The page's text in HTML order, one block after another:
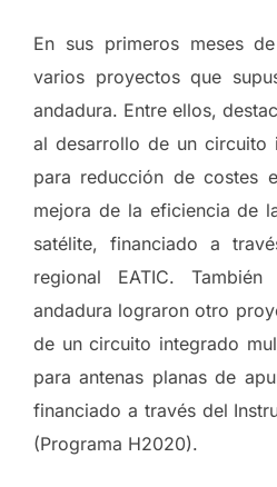
En sus primeros meses
varios proyectos que
andadura. Entre ellos,
al desarrollo de un circuito
para reducción de costes
mejora de la eficiencia de
satélite, financiado a
regional EATIC.
andadura lograron otro
de un circuito integrado
para antenas planas de
financiado a través del
(Programa H2020).